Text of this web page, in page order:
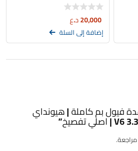
20,000د.ع
إضافة إلى السلة
فيول بم كاملة | هيونداي